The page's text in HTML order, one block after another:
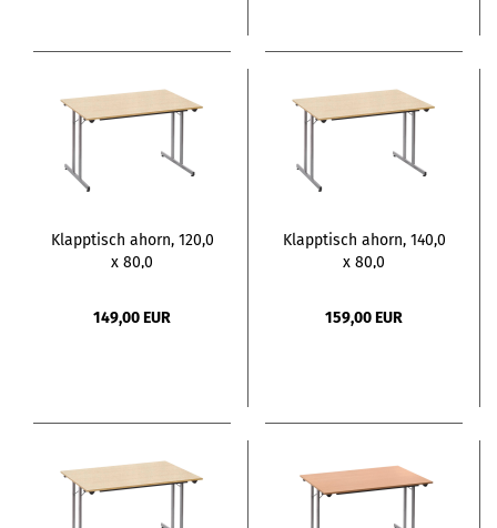
Klapptisch ahorn, 120,0
x 80,0
149,00 EUR
Klapptisch ahorn, 140,0
x 80,0
159,00 EUR